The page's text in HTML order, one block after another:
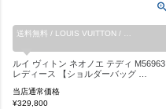
送料無料 / LOUIS VUITTON / …
ルイ ヴィトン ネオノエ テディ M56963
レディース 【ショルダーバッグ …
当店通常価格
¥329,800